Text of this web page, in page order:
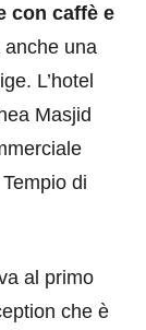
con caffè e
una
L’hotel
Masjid
di
al primo
che è